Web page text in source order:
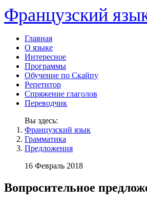
Французский
Главная
О языке
Интересное
Программы
Обучение по Скайпу
Репетитор
Спряжение глаголов
Переводчик
Вы здесь:
Французский язык
Грамматика
Предложения
16 Февраль 2018
Вопросительное